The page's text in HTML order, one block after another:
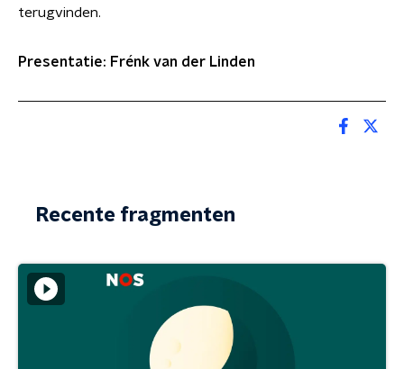
terugvinden.
Presentatie: Frénk van der Linden
Recente fragmenten